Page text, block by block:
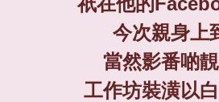
今次親身上
當然影番啲
工作坊裝潢以